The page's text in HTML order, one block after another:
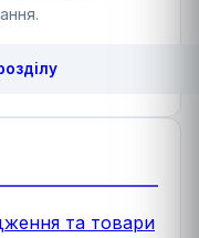
та товари